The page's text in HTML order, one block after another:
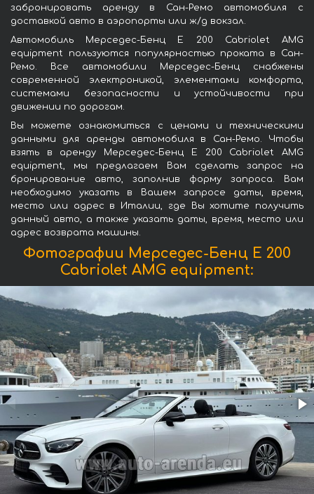
забронировать аренду в Сан-Ремо автомобиля с
доставкой авто в аэропорты или ж/д вокзал.
Автомобиль Мерседес-Бенц E 200 Cabriolet AMG
equipment пользуются популярностью проката в Сан-
Ремо. Все автомобили Мерседес-Бенц снабжены
современной электроникой, элементами комфорта,
системами безопасности и устойчивости при
движении по дорогам.
Вы можете ознакомиться с ценами и техническими
данными для аренды автомобиля в Сан-Ремо. Чтобы
взять в аренду Мерседес-Бенц E 200 Cabriolet AMG
equipment, мы предлагаем Вам сделать запрос на
бронирование авто, заполнив форму запроса. Вам
необходимо указать в Вашем запросе даты, время,
место или адрес в Италии, где Вы хотите получить
данный авто, а также указать даты, время, место или
адрес возврата машины.
Фотографии Мерседес-Бенц E 200
Cabriolet AMG equipment: